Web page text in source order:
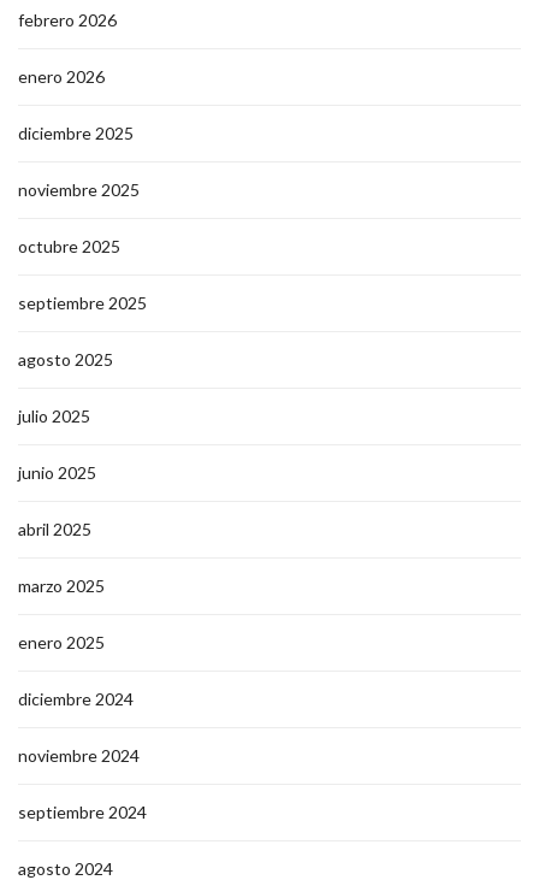
febrero 2026
enero 2026
diciembre 2025
noviembre 2025
octubre 2025
septiembre 2025
agosto 2025
julio 2025
junio 2025
abril 2025
marzo 2025
enero 2025
diciembre 2024
noviembre 2024
septiembre 2024
agosto 2024